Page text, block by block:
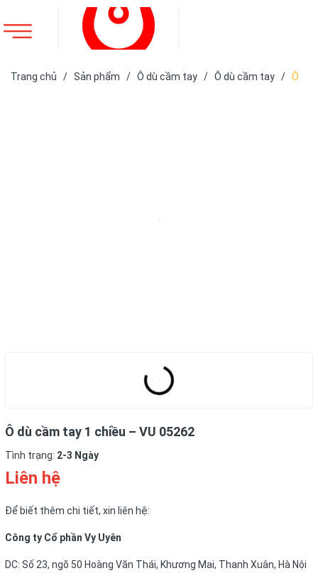
Trang chủ / Sản phẩm / Ô dù cầm tay / Ô dù cầm tay / Ô
Ô dù cầm tay 1 chiều – VU 05262
Tình trạng: 2-3 Ngày
Liên hệ
Để biết thêm chi tiết, xin liên hệ:
Công ty Cổ phần Vy Uyên
DC: Số 23, ngõ 50 Hoàng Văn Thái, Khương Mai, Thanh Xuân, Hà Nội